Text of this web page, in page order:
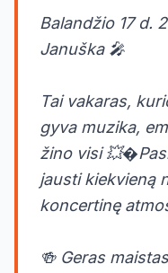
Balandžio 17 d.
Januška 🎤
Tai vakaras,
gyva muzika,
žino visi
jausti kiekvieną
koncertinę
🍻 Geras maistas